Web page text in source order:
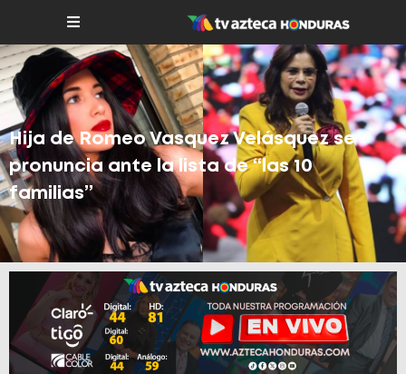
Hija de Romeo Vasquez Velásquez se
pronuncia ante la lista de “las 10
familias”